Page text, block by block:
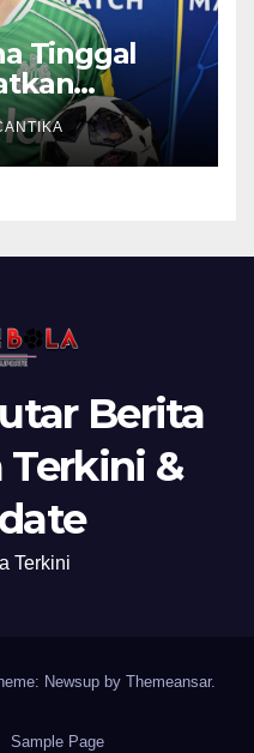
Tinggal
Berita
Terkini &
Terkini
Newsup by Themeansar.
Sample Page